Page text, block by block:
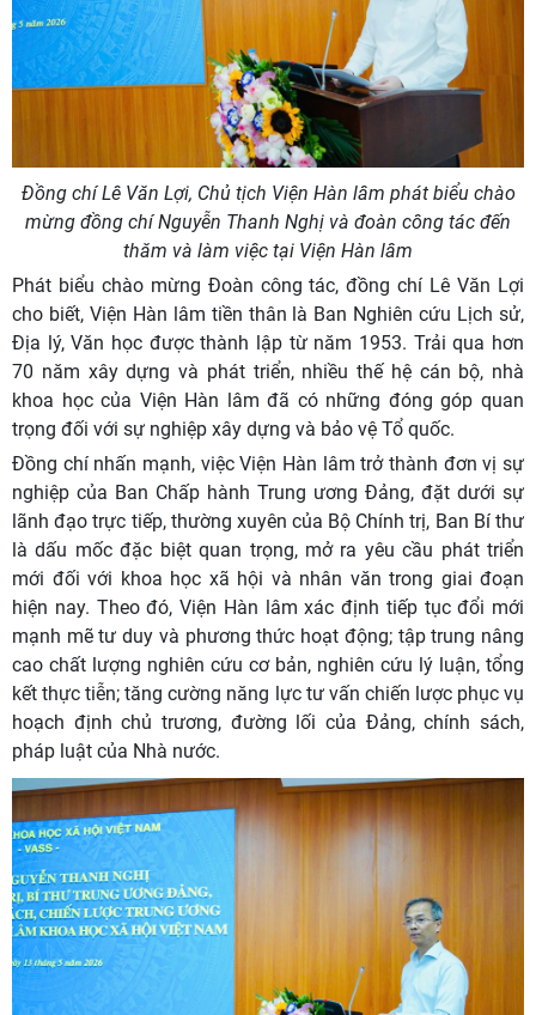
Đồng chí Lê Văn Lợi, Chủ tịch Viện Hàn lâm phát biểu chào
mừng đồng chí Nguyễn Thanh Nghị và đoàn công tác đến
thăm và làm việc tại Viện Hàn lâm
Phát biểu chào mừng Đoàn công tác, đồng chí Lê Văn Lợi
cho biết, Viện Hàn lâm tiền thân là Ban Nghiên cứu Lịch sử,
Địa lý, Văn học được thành lập từ năm 1953. Trải qua hơn
70 năm xây dựng và phát triển, nhiều thế hệ cán bộ, nhà
khoa học của Viện Hàn lâm đã có những đóng góp quan
trọng đối với sự nghiệp xây dựng và bảo vệ Tổ quốc.
Đồng chí nhấn mạnh, việc Viện Hàn lâm trở thành đơn vị sự
nghiệp của Ban Chấp hành Trung ương Đảng, đặt dưới sự
lãnh đạo trực tiếp, thường xuyên của Bộ Chính trị, Ban Bí thư
là dấu mốc đặc biệt quan trọng, mở ra yêu cầu phát triển
mới đối với khoa học xã hội và nhân văn trong giai đoạn
hiện nay. Theo đó, Viện Hàn lâm xác định tiếp tục đổi mới
mạnh mẽ tư duy và phương thức hoạt động; tập trung nâng
cao chất lượng nghiên cứu cơ bản, nghiên cứu lý luận, tổng
kết thực tiễn; tăng cường năng lực tư vấn chiến lược phục vụ
hoạch định chủ trương, đường lối của Đảng, chính sách,
pháp luật của Nhà nước.